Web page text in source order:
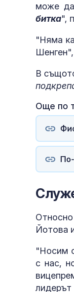
може
битка",
"Няма
В
Още по
Йотова
"Носим
с нас,